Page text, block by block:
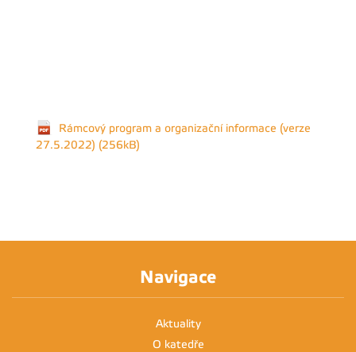
Rámcový program a organizační informace (verze
27.5.2022) (256kB)
Navigace
Aktuality
O katedře